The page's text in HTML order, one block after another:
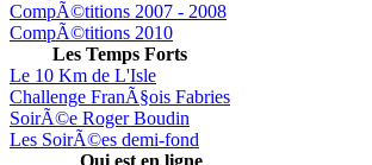
CompÃ©titions 2007 - 2008
CompÃ©titions 2010
Les Temps Forts
Le 10 Km de L'Isle
Challenge FranÃ§ois Fabries
SoirÃ©e Roger Boudin
Les SoirÃ©es demi-fond
Qui est en ligne